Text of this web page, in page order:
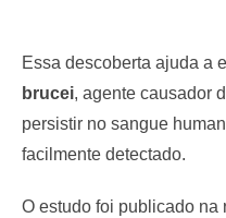
Essa descoberta ajuda a
brucei, agente causador
persistir no sangue
facilmente detectado.
O estudo foi publicado na